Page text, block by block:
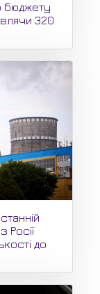
бюджету
320
Росії
до